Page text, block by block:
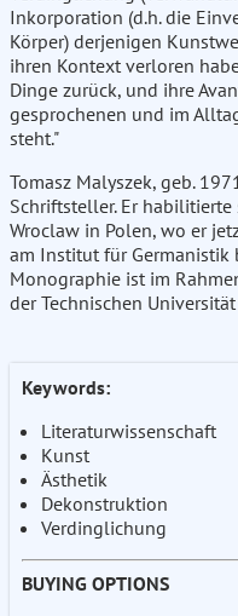
Inkorporation (d.h. die
Körper) derjenigen
ihren Kontext verloren
Dinge zurück, und ihre
gesprochenen und im
steht."
Tomasz Malyszek, geb.
Schriftsteller. Er
Wroclaw in Polen, wo er
am Institut für Germanistik
Monographie ist im
der Technischen
Keywords:
Literaturwissenschaft
Kunst
Ästhetik
Dekonstruktion
Verdinglichung
BUYING OPTIONS